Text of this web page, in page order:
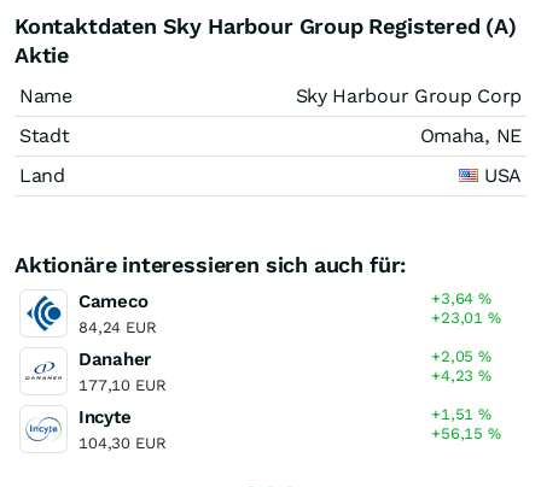
Kontaktdaten Sky Harbour Group Registered (A)
Aktie
Name
Sky Harbour Group Corp
Stadt
Omaha, NE
Land
USA
Aktionäre interessieren sich auch für:
Cameco
84,24 EUR
+3,64%
+23,01%
Danaher
177,10 EUR
+2,05%
+4,23%
Incyte
104,30 EUR
+1,51%
+56,15%